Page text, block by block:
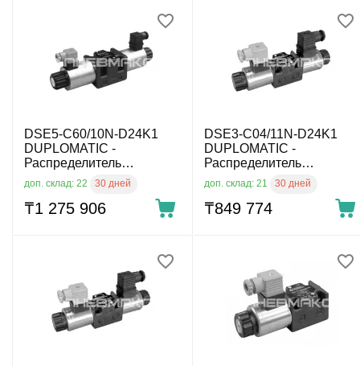
DSE5-C60/10N-D24K1
DUPLOMATIC -
Распределитель
гидравлический прямого
действия с электр.
пропорц. упр. CETOP 05
доп. склад: 22 30 дней
₸1 275 906
DSE3-C04/11N-D24K1
DUPLOMATIC -
Распределитель
гидравлический прямого
действия с электр.
пропорц. упр. CETOP 03
доп. склад: 21 30 дней
₸849 774